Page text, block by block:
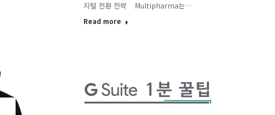
지털 전환 전략 Multipharma는…
Read more